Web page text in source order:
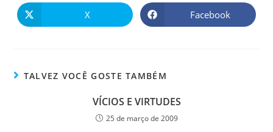
X Facebook
TALVEZ VOCÊ GOSTE TAMBÉM
VÍCIOS E VIRTUDES
25 de março de 2009